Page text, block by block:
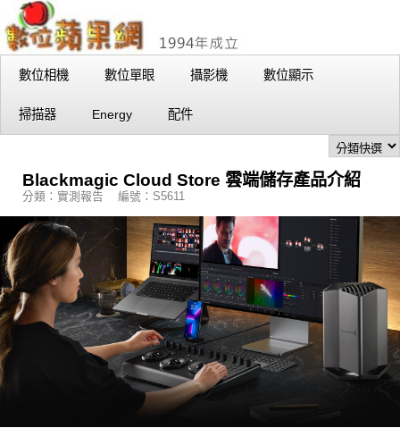
數位相機 數位單眼 攝影機 數位顯示
掃描器 Energy 配件
Blackmagic Cloud Store 雲端儲存產品介紹
分類：實測報告 編號：S5611